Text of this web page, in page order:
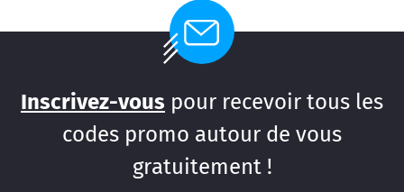
Inscrivez-vous pour recevoir tous les
codes promo autour de vous
gratuitement !